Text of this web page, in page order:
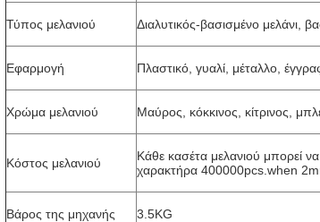
Τύπος μελανιού Διαλυτικός-βασισμένο μελάνι,
Εφαρμογή Πλαστικό, γυαλί, μέταλλο,
Χρώμα μελανιού Μαύρος, κόκκινος, κίτρινος,
Κόστος μελανιού
Κάθε κασέτα μελανιού μπορεί
χαρακτήρα 400000pcs.when
Βάρος της μηχανής 3.5KG